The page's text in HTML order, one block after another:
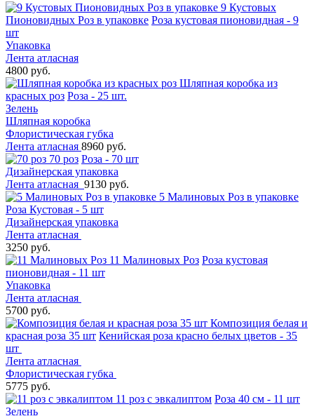
9 Кустовых
Пионовидных Роз в упаковке Роза кустовая пионовидная - 9
шт
Упаковка
Лента атласная
4800 руб.
Шляпная коробка из
красных роз Роза - 25 шт.
Зелень
Шляпная коробка
Флористическая губка
Лента атласная 8960 руб.
70 роз Роза - 70 шт
Дизайнерская упаковка
Лента атласная 9130 руб.
5 Малиновых Роз в упаковке
Роза Кустовая - 5 шт
Дизайнерская упаковка
Лента атласная
3250 руб.
11 Малиновых Роз Роза кустовая
пионовидная - 11 шт
Упаковка
Лента атласная
5700 руб.
Композиция белая и
красная роза 35 шт Кенийская роза красно белых цветов - 35
шт
Лента атласная
Флористическая губка
5775 руб.
11 роз с эвкалиптом Роза 40 см - 11 шт
Зелень